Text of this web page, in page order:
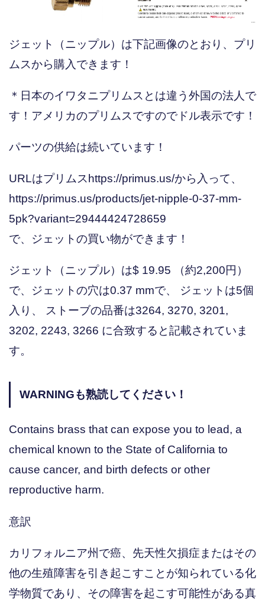
ジェット（ニップル）は下記画像のとおり、プリ
ムスから購入できます！
＊日本のイワタニプリムスとは違う外国の法人で
す！アメリカのプリムスですのでドル表示です！
パーツの供給は続いています！
URLはプリムスhttps://primus.us/から入って、
https://primus.us/products/jet-nipple-0-37-mm-
5pk?variant=29444424728659
で、ジェットの買い物ができます！
ジェット（ニップル）は$ 19.95 （約2,200円）
で、ジェットの穴は0.37 mmで、 ジェットは5個
入り、 ストーブの品番は3264, 3270, 3201,
3202, 2243, 3266 に合致すると記載されていま
す。
WARNINGも熟読してください！
Contains brass that can expose you to lead, a
chemical known to the State of California to
cause cancer, and birth defects or other
reproductive harm.
意訳
カリフォルニア州で癌、先天性欠損症またはその
他の生殖障害を引き起こすことが知られている化
学物質であり、その障害を起こす可能性がある真